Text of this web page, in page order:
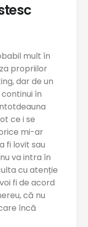
mult în
propriilor
dar de un
în
ce i se
mi-ar
fi lovit sau
va intra în
cu atenție
fi de acord
că nu
încă